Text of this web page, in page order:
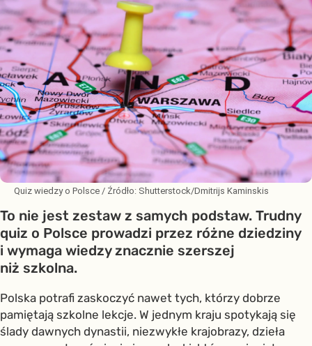
Quiz wiedzy o Polsce / Źródło: Shutterstock/Dmitrijs Kaminskis
To nie jest zestaw z samych podstaw. Trudny
quiz o Polsce prowadzi przez różne dziedziny
i wymaga wiedzy znacznie szerszej
niż szkolna.
Polska potrafi zaskoczyć nawet tych, którzy dobrze
pamiętają szkolne lekcje. W jednym kraju spotykają się
ślady dawnych dynastii, niezwykłe krajobrazy, dzieła